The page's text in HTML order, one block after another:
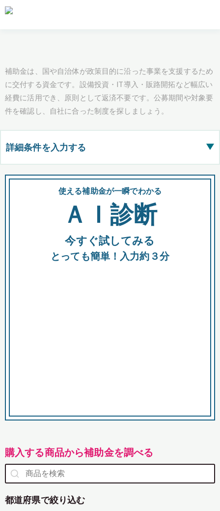
補助金は、国や自治体が政策目的に沿った事業を支援するため
に交付する資金です。設備投資・IT導入・販路開拓など幅広い
経費に活用でき、原則として返済不要です。公募期間や対象要
件を確認し、自社に合った制度を探しましょう。
詳細条件を入力する ▶
都道府県
全国の検索結果を含めて表示
助成金 融資 出資
使える補助金が一瞬でわかる
ＡＩ診断
今すぐ試してみる
とっても簡単！入力約３分
購入する商品から補助金を調べる
都道府県で絞り込む